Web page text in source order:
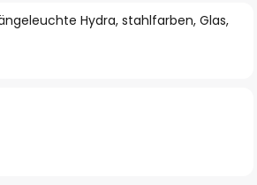
Hydra, stahlfarben, Glas,